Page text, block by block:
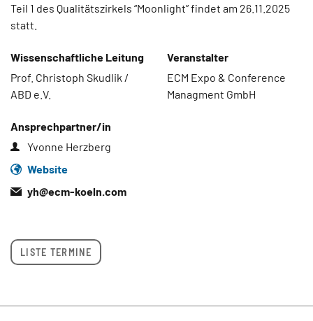
Teil 1 des Qualitätszirkels “Moonlight” findet am 26.11.2025
statt.
Wissenschaftliche Leitung
Prof. Christoph Skudlik /
ABD e.V.
Veranstalter
ECM Expo & Conference
Managment GmbH
Ansprechpartner/in
Yvonne Herzberg
Website
yh@ecm-koeln.com
LISTE TERMINE